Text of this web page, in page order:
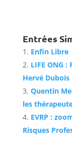
Entrées
Enfin Libre
LIFE ONG
Hervé Dubois
Quentin
les
EVRP :
Risques